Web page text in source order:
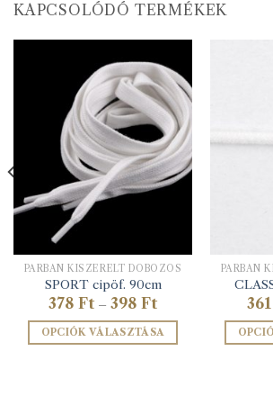
KAPCSOLÓDÓ TERMÉKEK
PÁRBAN KISZERELT DOBOZOS
SPORT cipöf. 90cm
378 Ft – 398 FtÁrtartomány:
378 Ft
-
398 Ft
OPCIÓK VÁLASZTÁSA
PÁRBAN
361